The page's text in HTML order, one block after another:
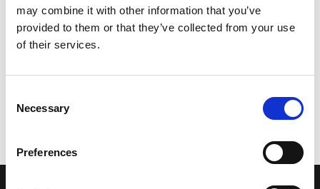
may combine it with other information that you’ve
provided to them or that they’ve collected from your use
of their services.
Selection
Necessary
Preferences